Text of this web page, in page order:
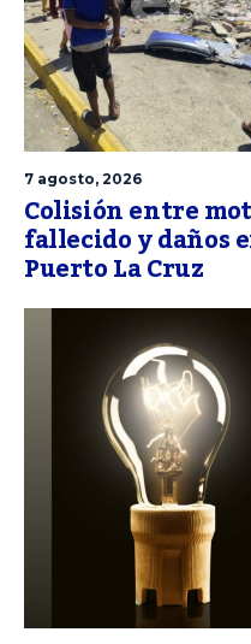
7 agosto, 2026
Colisión entre
fallecido y daños
Puerto La Cruz